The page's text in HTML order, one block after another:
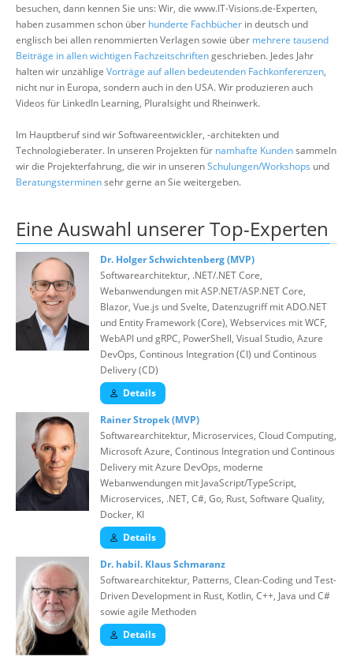
Über uns
Suche
besuchen, dann kennen Sie uns: Wir, die www.IT-Visions.de-Experten,
haben zusammen schon über hunderte Fachbücher in deutsch und
englisch bei allen renommierten Verlagen sowie über mehrere tausend
Beiträge in allen wichtigen Fachzeitschriftengeschrieben. Jedes Jahr
halten wir unzählige Vorträge auf allen bedeutenden Fachkonferenzen,
nicht nur in Europa, sondern auch in den USA. Wir produzieren auch
Videos für LinkedIn Learning, Pluralsight und Rheinwerk.
Im Hauptberuf sind wir Softwareentwickler, -architekten und
Technologieberater. In unseren Projekten für namhafte Kundensammeln
wir die Projekterfahrung, die wir in unserenSchulungen/Workshops und
Beratungsterminensehr gerne an Sie weitergeben.
Eine Auswahl unserer Top-Experten
Dr. Holger Schwichtenberg (MVP)
Softwarearchitektur, .NET/.NET Core,
Webanwendungen mit ASP.NET/ASP.NET Core,
Blazor, Vue.js und Svelte, Datenzugriff mit ADO.NET
und Entity Framework (Core), Webservices mit WCF,
WebAPI und gRPC, PowerShell, Visual Studio, Azure
DevOps, Continous Integration (CI) und Continous
Delivery (CD)
Details
Rainer Stropek (MVP)
Softwarearchitektur, Microservices, Cloud Computing,
Microsoft Azure, Continous Integration und Continous
Delivery mit Azure DevOps, moderne
Webanwendungen mit JavaScript/TypeScript,
Microservices, .NET, C#, Go, Rust, Software Quality,
Docker, KI
Details
Dr. habil. Klaus Schmaranz
Softwarearchitektur, Patterns, Clean-Coding und Test-
Driven Development in Rust, Kotlin, C++, Java und C#
sowie agile Methoden
Details